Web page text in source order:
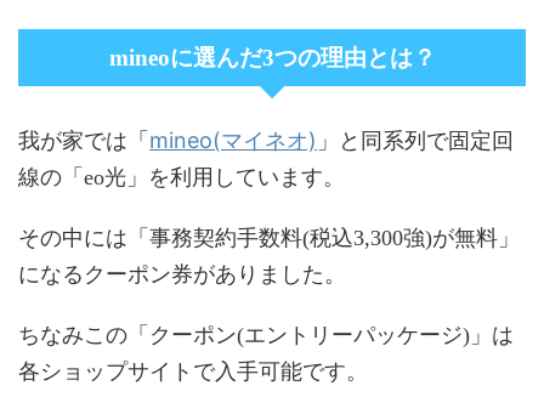
mineoに選んだ3つの理由とは？
我が家では「 mineo(マイネオ) 」と同系列で固定回
線の「eo光」を利用しています。
その中には「事務契約手数料(税込3,300強)が無料」
になるクーポン券がありました。
ちなみこの「クーポン(エントリーパッケージ)」は
各ショップサイトで入手可能です。